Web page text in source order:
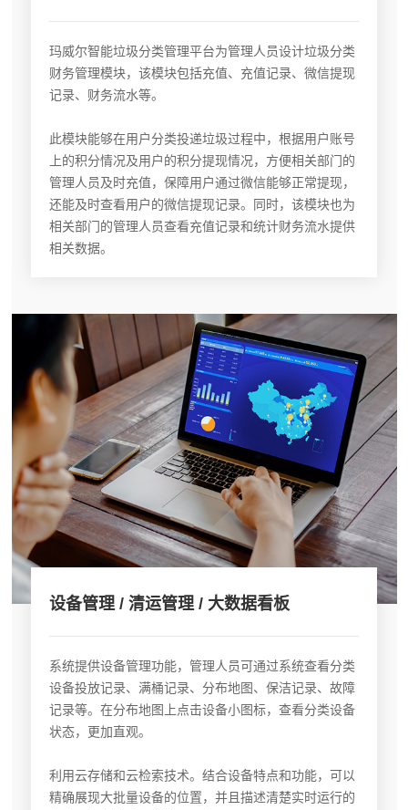
玛威尔智能垃圾分类管理平台为管理人员设计垃圾分类
财务管理模块，该模块包括充值、充值记录、微信提现
记录、财务流水等。
此模块能够在用户分类投递垃圾过程中，根据用户账号
上的积分情况及用户的积分提现情况，方便相关部门的
管理人员及时充值，保障用户通过微信能够正常提现，
还能及时查看用户的微信提现记录。同时，该模块也为
相关部门的管理人员查看充值记录和统计财务流水提供
相关数据。
设备管理 / 清运管理 / 大数据看板
系统提供设备管理功能，管理人员可通过系统查看分类
设备投放记录、满桶记录、分布地图、保洁记录、故障
记录等。在分布地图上点击设备小图标，查看分类设备
状态，更加直观。
利用云存储和云检索技术。结合设备特点和功能，可以
精确展现大批量设备的位置，并且描述清楚实时运行的